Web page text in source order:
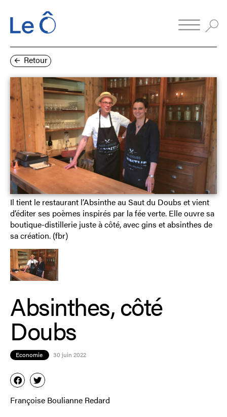
Retour
Absinthes, côté
Doubs
Economie 30 juin 2022
Françoise Boulianne Redard
Il tient le restaurant l’Absinthe au Saut du Doubs et vient
d’éditer ses poèmes inspirés par la fée verte. Elle ouvre sa
boutique-distillerie juste à côté, avec gins et absinthes de
sa création. (fbr)